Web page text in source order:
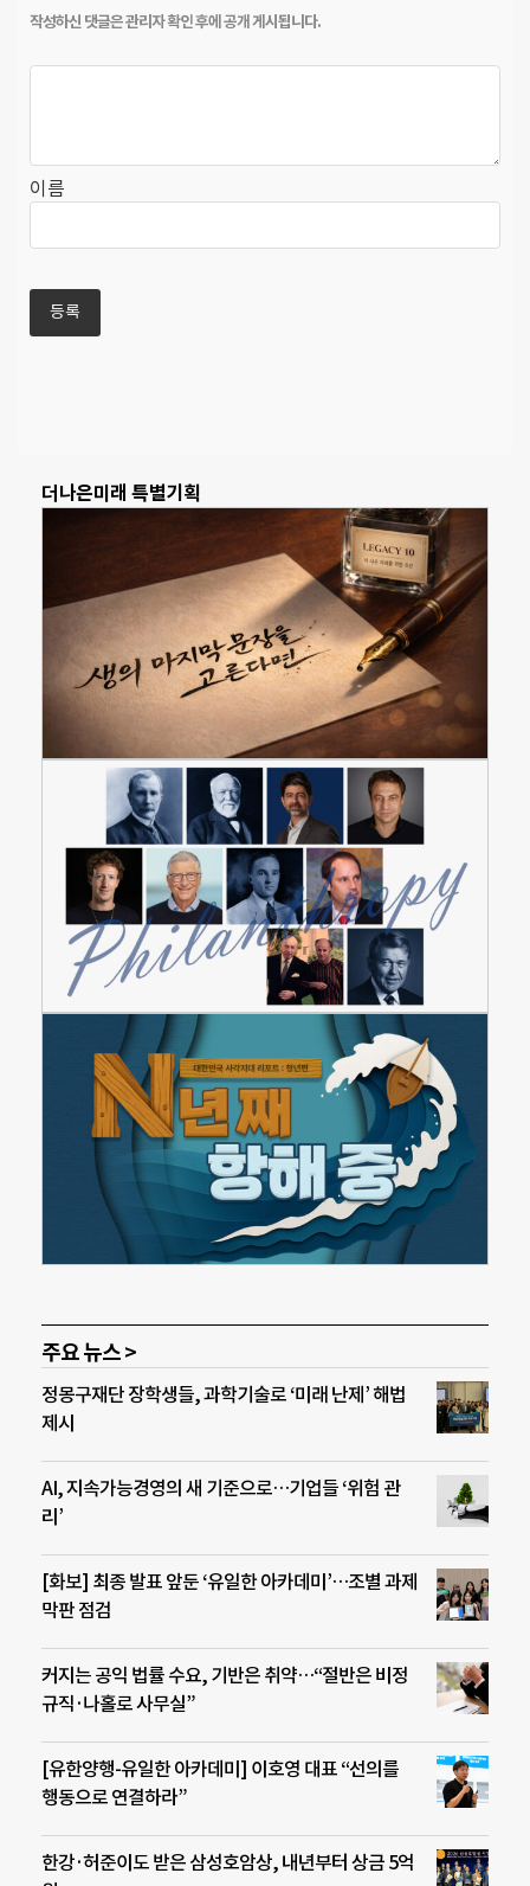
이름
더나은미래 특별기획
주요 뉴스 >
정몽구재단 장학생들, 과학기술로 ‘미래 난제’ 해법
제시
AI, 지속가능경영의 새 기준으로…기업들 ‘위험 관
리’
[화보] 최종 발표 앞둔 ‘유일한 아카데미’…조별 과제
막판 점검
커지는 공익 법률 수요, 기반은 취약…“절반은 비정
규직·나홀로 사무실”
[유한양행-유일한 아카데미] 이호영 대표 “선의를
행동으로 연결하라”
한강·허준이도 받은 삼성호암상, 내년부터 상금 5억